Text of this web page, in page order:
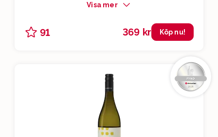
fatat men ändå fruktigt och välbalanserat.
Visa mer
91 369 kr Köp nu!